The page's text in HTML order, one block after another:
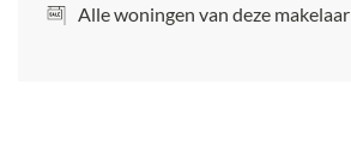
Alle woningen van deze makelaar